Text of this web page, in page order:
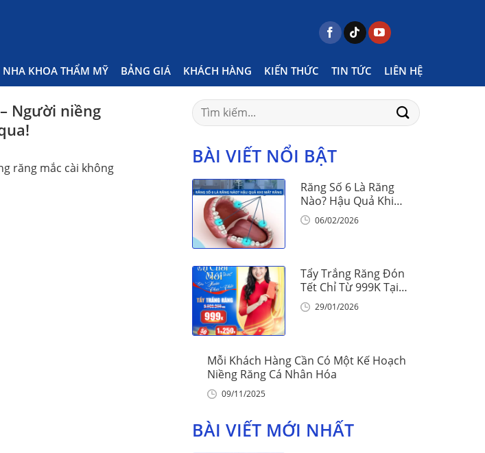
NHA KHOA THẨM MỸ BẢNG GIÁ KHÁCH HÀNG KIẾN THỨC TIN TỨC LIÊN HỆ
Posts tagged "niềng măc cài nên ăn gì"
Người niềng
răng mắc cài không
Search
for:
BÀI VIẾT NỔI BẬT
Răng Số 6 Là Răng
Nào? Hậu Quả Khi
Mất Răng Số 6
06/02/2026
Tẩy Trắng Răng Đón
Tết Chỉ Từ 999K Tại
Nha Khoa Vinalign
29/01/2026
Mỗi Khách Hàng Cần Có Một Kế Hoạch
Niềng Răng Cá Nhân Hóa
09/11/2025
BÀI VIẾT MỚI NHẤT